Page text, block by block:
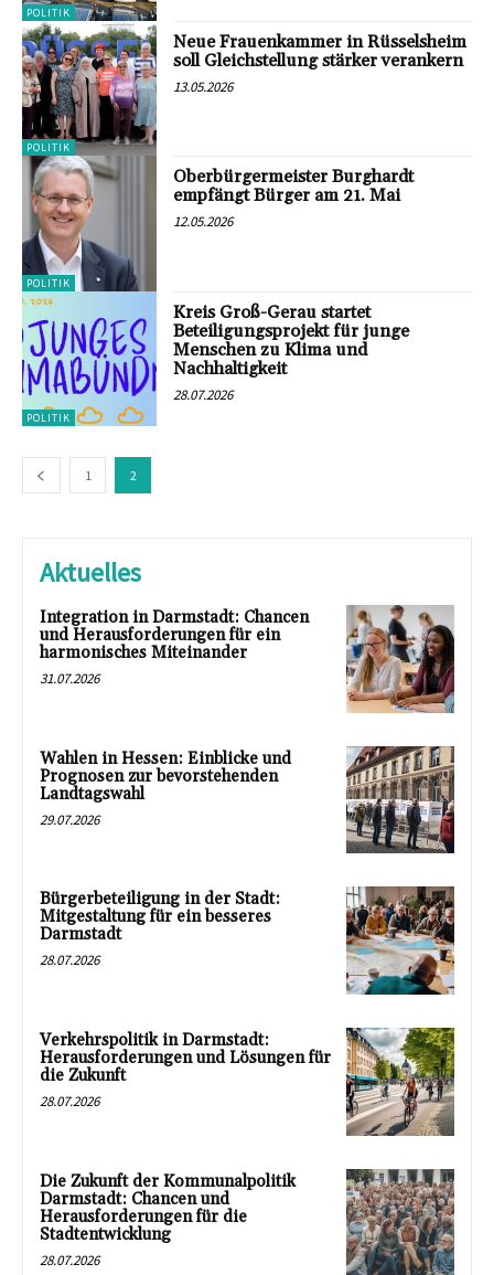
POLITIK
POLITIK
Neue Frauenkammer in Rüsselsheim
soll Gleichstellung stärker verankern
13.05.2026
POLITIK
Oberbürgermeister Burghardt
empfängt Bürger am 21. Mai
12.05.2026
POLITIK
Kreis Groß-Gerau startet
Beteiligungsprojekt für junge
Menschen zu Klima und
Nachhaltigkeit
28.07.2026
1 2
Aktuelles
Integration in Darmstadt: Chancen
und Herausforderungen für ein
harmonisches Miteinander
31.07.2026
Wahlen in Hessen: Einblicke und
Prognosen zur bevorstehenden
Landtagswahl
29.07.2026
Bürgerbeteiligung in der Stadt:
Mitgestaltung für ein besseres
Darmstadt
28.07.2026
Verkehrspolitik in Darmstadt:
Herausforderungen und Lösungen für
die Zukunft
28.07.2026
Die Zukunft der Kommunalpolitik
Darmstadt: Chancen und
Herausforderungen für die
Stadtentwicklung
28.07.2026